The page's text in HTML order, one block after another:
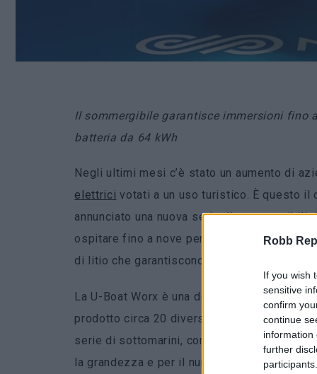
Robb
If you wish
sensitive
confirm
continue
information
further
Il sommergibile garantisce immersioni fino
batteria da 64 kWh
Negli ultimi mesi c’è stato un aumento di
elettrici votati a un uso turistico. È questo il
annunciato una nuova serie di sommergibili
ospitare fino a nove persone. Si tratta di
di litio che garantiscono un’autonomia fino
La U-Boat Worx è una delle aziende più
prodotto circa 20 diverse unità.
serie di sottomarini, compresa la novità
la grandezza e per il numero di passeggeri